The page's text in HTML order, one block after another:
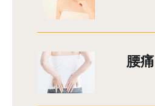
腰痛